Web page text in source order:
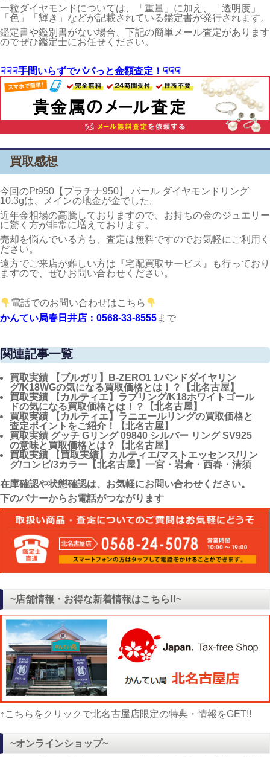
一粒ダイヤモンドについては、「重量」に加え、「透明度」
「色」「輝き」などが記載されている鑑定書が発行されます。
鑑定書や鑑別書がない場合、下記の簡単メール査定があります
のでぜひ鑑定士にお任せください。
☟☟☟手間いらずでパパっと金額査定！☟☟☟
買取感想
今回のPt950【プラチナ950】 パール ダイヤモンドリング
10.3gは、メインの地金が金でした。
近年金相場の高騰しておりますので、お持ちの金のジュエリー
に驚く方が非常に増えております。
売却を悩んでいる方も、査定は無料ですのでお気軽にご利用く
ださい。
遠方でご来店が難しい方は『宅配買取サービス』も行っており
ますので、ぜひお問い合わせください。
電話でのお問い合わせはこちら
かんてい局春日井店：0568-33-8555まで
関連記事一覧
買取実績 【ブルガリ】B-ZERO1 1バンドダイヤリン
グ/K18WGの気になる買取価格とは！？【北名古屋】
買取実績 【カルティエ】ラブリング/K18ホワイトゴール
ドの気になる買取価格とは！？【北名古屋】
買取実績 【カルティエ】ラニエールリングの買取価格と
査定ポイントをご紹介！【北名古屋】
買取実績 グッチ Gリング 09840 シルバー リング SV925
の意味と買取価格とは？【北名古屋】
買取実績 【買取実績】カルティエ/マストエッセンス/リン
グ/コンビ/3カラー【北名古屋】一宮・岩倉・西春・清須
在庫確認や状態確認は、お気軽にお問い合わせください。
下のバナーからお電話がつながります
~店舗情報・お得な新着情報はこちら!!~
↑こちらをクリックで北名古屋店限定の特典・情報をGET!!
~オンラインショップ~